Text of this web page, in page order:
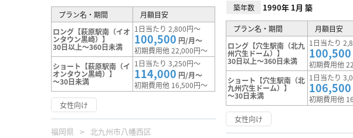
プラン名・期間
月額目安
ロング【萩原駅南（イオ
ンタウン黒崎）】
30日以上～360日未満
1日当たり 2,800円～
100,500 円/月～
初期費用他 22,000円～
ショート【萩原駅南（イ
オンタウン黒崎）】
～30日未満
1日当たり 3,250円～
114,000 円/月～
初期費用他 16,500円～
女性向け
福岡県 北九州市八幡西区
築年数 1990年 1月 築
プラン名・期間
月額目安
ロング【穴生駅南（北九
州穴生ドーム）】
30日以上～360日未満
1日当たり
100,500
初期費用他
ショート【穴生駅南（北
九州穴生ドーム）】
～30日未満
1日当たり
106,500
初期費用他
女性向け